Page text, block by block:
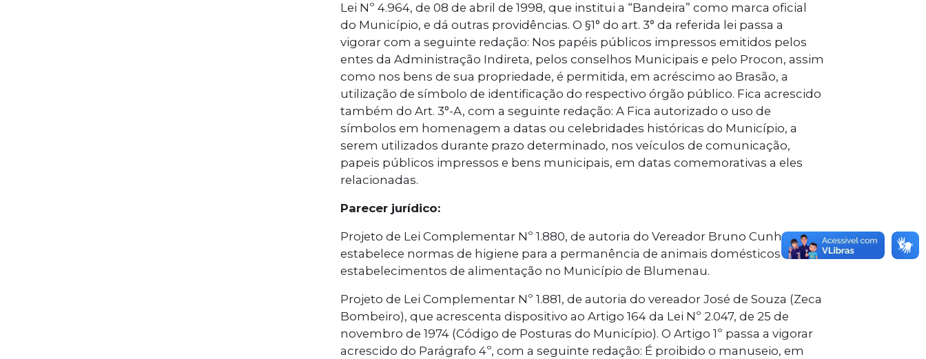
Lei Nº 4.964, de 08 de abril de 1998, que institui a “Bandeira” como marca oficial
do Município, e dá outras providências. O §1° do art. 3° da referida lei passa a
vigorar com a seguinte redação: Nos papéis públicos impressos emitidos pelos
entes da Administração Indireta, pelos conselhos Municipais e pelo Procon, assim
como nos bens de sua propriedade, é permitida, em acréscimo ao Brasão, a
utilização de símbolo de identificação do respectivo órgão público. Fica acrescido
também do Art. 3°-A, com a seguinte redação: A Fica autorizado o uso de
símbolos em homenagem a datas ou celebridades históricas do Município, a
serem utilizados durante prazo determinado, nos veículos de comunicação,
papeis públicos impressos e bens municipais, em datas comemorativas a eles
relacionadas.
Parecer jurídico:
Projeto de Lei Complementar Nº 1.880, de autoria do Vereador Bruno Cunha, que
estabelece normas de higiene para a permanência de animais domésticos em
estabelecimentos de alimentação no Município de Blumenau.
Projeto de Lei Complementar Nº 1.881, de autoria do vereador José de Souza (Zeca
Bombeiro), que acrescenta dispositivo ao Artigo 164 da Lei Nº 2.047, de 25 de
novembro de 1974 (Código de Posturas do Município). O Artigo 1º passa a vigorar
acrescido do Parágrafo 4º, com a seguinte redação: É proibido o manuseio, em